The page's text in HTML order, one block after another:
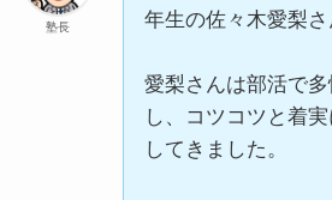
塾長
年生の佐々木愛梨さ
愛梨さんは部活で
し、コツコツと着
してきました。